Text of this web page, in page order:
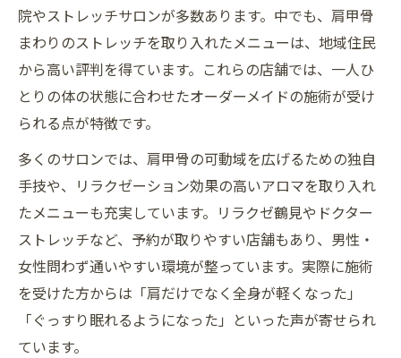
院やストレッチサロンが多数あります。中でも、肩甲骨
まわりのストレッチを取り入れたメニューは、地域住民
から高い評判を得ています。これらの店舗では、一人ひ
とりの体の状態に合わせたオーダーメイドの施術が受け
られる点が特徴です。
多くのサロンでは、肩甲骨の可動域を広げるための独自
手技や、リラクゼーション効果の高いアロマを取り入れ
たメニューも充実しています。リラクゼ鶴見やドクター
ストレッチなど、予約が取りやすい店舗もあり、男性・
女性問わず通いやすい環境が整っています。実際に施術
を受けた方からは「肩だけでなく全身が軽くなった」
「ぐっすり眠れるようになった」といった声が寄せられ
ています。